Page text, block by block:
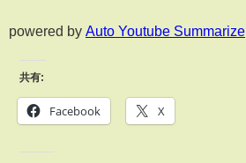
powered by Auto Youtube Summarize
共有:
Facebook X